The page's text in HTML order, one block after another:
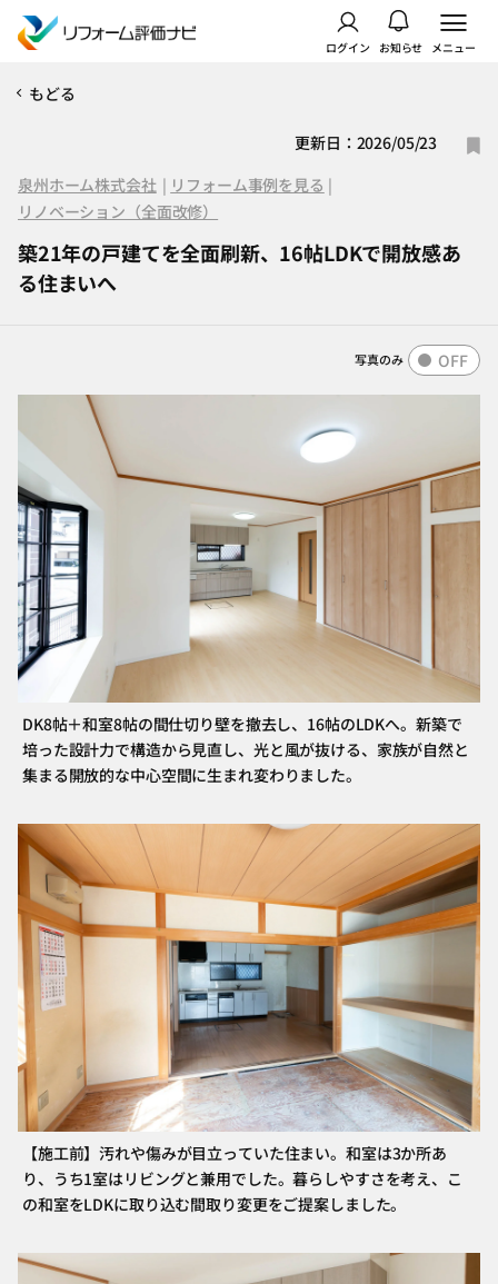
ログイン お知らせ メニュー
もどる
更新日：2026/05/23
泉州ホーム株式会社| リフォーム事例を見る |
リノベーション（全面改修）
築21年の戸建てを全面刷新、16帖LDKで開放感あ
る住まいへ
写真のみ OFF
DK8帖＋和室8帖の間仕切り壁を撤去し、16帖のLDKへ。新築で
培った設計力で構造から見直し、光と風が抜ける、家族が自然と
集まる開放的な中心空間に生まれ変わりました。
【施工前】汚れや傷みが目立っていた住まい。和室は3か所あ
り、うち1室はリビングと兼用でした。暮らしやすさを考え、こ
の和室をLDKに取り込む間取り変更をご提案しました。